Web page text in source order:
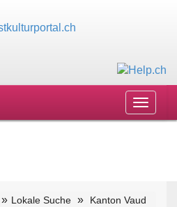
Toggle
Lokale Suche Kanton Vaud